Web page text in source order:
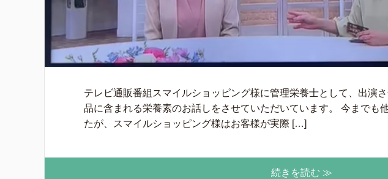
テレビ通販番組スマイルショッピング様に管理栄養士として、出演
品に含まれる栄養素のお話しをさせていただいています。 今までも
たが、スマイルショッピング様はお客様が実際 […]
続きを読む ≫